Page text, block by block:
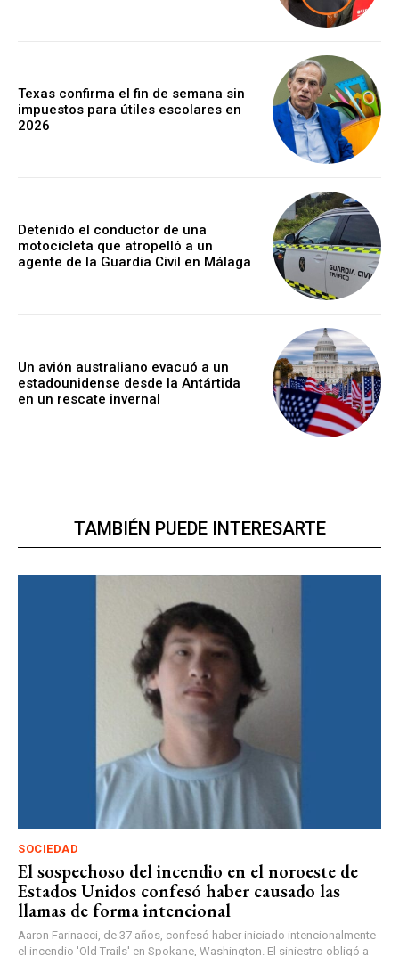
Texas confirma el fin de semana sin
impuestos para útiles escolares en
2026
Detenido el conductor de una
motocicleta que atropelló a un
agente de la Guardia Civil en Málaga
Un avión australiano evacuó a un
estadounidense desde la Antártida
en un rescate invernal
TAMBIÉN PUEDE INTERESARTE
SOCIEDAD
El sospechoso del incendio en el noroeste de
Estados Unidos confesó haber causado las
llamas de forma intencional
Aaron Farinacci, de 37 años, confesó haber iniciado intencionalmente
el incendio 'Old Trails' en Spokane, Washington. El siniestro obligó a